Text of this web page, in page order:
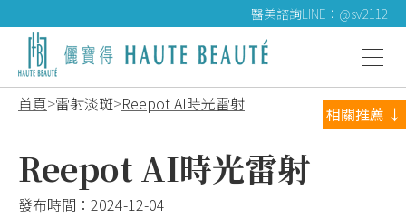
醫美諮詢LINE：@sv2112
首頁 雷射淡斑 Reepot AI時光雷射
Reepot AI時光雷射
發布時間： 2024-12-04
相關推薦 ↓